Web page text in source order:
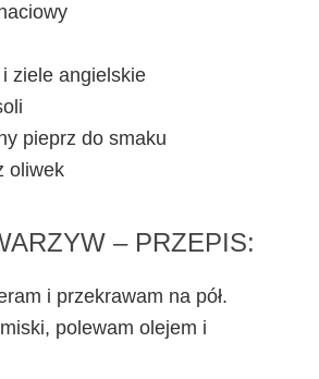
i ziele angielskie
pieprz do smaku
oliwek
– PRZEPIS:
i przekrawam na pół.
polewam olejem i